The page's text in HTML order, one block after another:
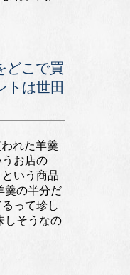
どこで買
トは世田
れた羊羹
お店の
という商品
羹の半分だ
って珍し
しそうなの